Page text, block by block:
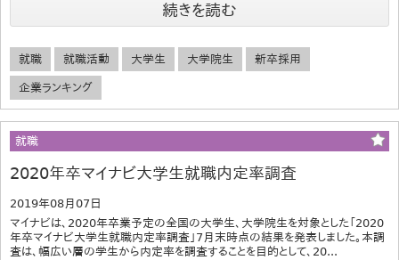
続きを読む
就職 就職活動 大学生 大学院生 新卒採用
企業ランキング
就職
2020年卒マイナビ大学生就職内定率調査
2019年08月07日
マイナビは、2020年卒業予定の全国の大学生、大学院生を対象とした「2020
年卒マイナビ大学生就職内定率調査」7月末時点の結果を発表しました。本調
査は、幅広い層の学生から内定率を調査することを目的として、20...